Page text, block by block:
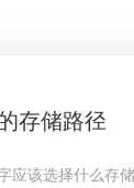
存储路径
应该选择什么存